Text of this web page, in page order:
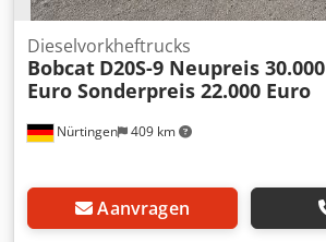
Nürtingen 409 km
Dieselvorkheftrucks
Bobcat D20S-9 Neupreis 30.000
Euro Sonderpreis 22.000 Euro
Aanvragen